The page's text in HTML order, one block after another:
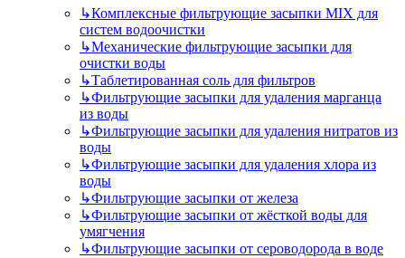
↳Комплексные фильтрующие засыпки MIX для
систем водоочистки
↳Механические фильтрующие засыпки для
очистки воды
↳Таблетированная соль для фильтров
↳Фильтрующие засыпки для удаления марганца
из воды
↳Фильтрующие засыпки для удаления нитратов из
воды
↳Фильтрующие засыпки для удаления хлора из
воды
↳Фильтрующие засыпки от железа
↳Фильтрующие засыпки от жёсткой воды для
умягчения
↳Фильтрующие засыпки от сероводорода в воде